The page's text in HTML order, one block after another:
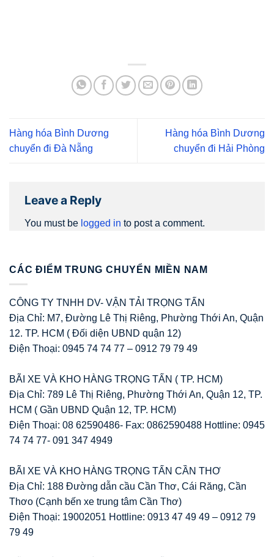
Hàng hóa Bình Dương
chuyển đi Đà Nẵng
Hàng hóa Bình Dương
chuyển đi Hải Phòng
Leave a Reply
You must be logged in to post a comment.
CÁC ĐIỂM TRUNG CHUYỂN MIỀN NAM
CÔNG TY TNHH DV- VẬN TẢI TRỌNG TẤN
Địa Chỉ: M7, Đường Lê Thị Riêng, Phường Thới An, Quận
12. TP. HCM ( Đối diện UBND quận 12)
Điện Thoại: 0945 74 74 77 – 0912 79 79 49
BÃI XE VÀ KHO HÀNG TRỌNG TẤN ( TP. HCM)
Địa Chỉ: 789 Lê Thị Riêng, Phường Thới An, Quận 12, TP.
HCM ( Gần UBND Quận 12, TP. HCM)
Điện Thoại: 08 62590486- Fax: 0862590488 Hottline: 0945
74 74 77- 091 347 4949
BÃI XE VÀ KHO HÀNG TRỌNG TẤN CẦN THƠ
Địa Chỉ: 188 Đường dẫn cầu Cần Thơ, Cái Răng, Cần
Thơo (Cạnh bến xe trung tâm Cần Thơ)
Điện Thoại: 19002051 Hottline: 0913 47 49 49 – 0912 79
79 49